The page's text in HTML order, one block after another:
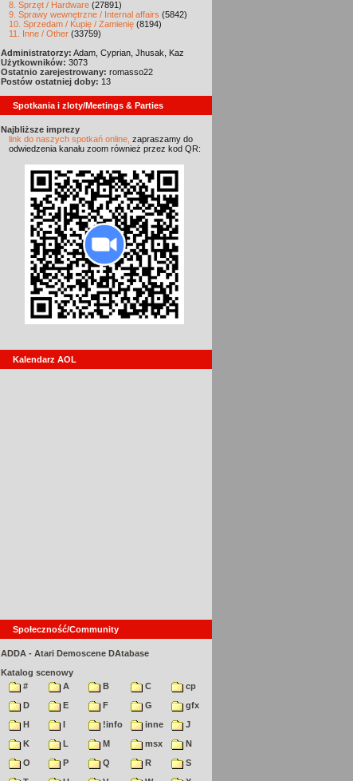
8. Sprzęt / Hardware (27891)
9. Sprawy wewnętrzne / Internal affairs (5842)
10. Sprzedam / Kupię / Zamienię (8194)
11. Inne / Other (33759)
Administratorzy: Adam, Cyprian, Jhusak, Kaz
Użytkowników: 3073
Ostatnio zarejestrowany: romasso22
Postów ostatniej doby: 13
Spotkania i zloty/Meetings & Parties
Najbliższe imprezy
link do naszych spotkań online, zapraszamy do
odwiedzenia kanału zoom również przez kod QR:
Kalendarz AOL
Społeczność/Community
ADDA - Atari Demoscene DAtabase
Katalog scenowy
#
A B C
cp
D
E F G
gfx
H
I !info inne
J
K
L M msx
N
O
P Q R
S